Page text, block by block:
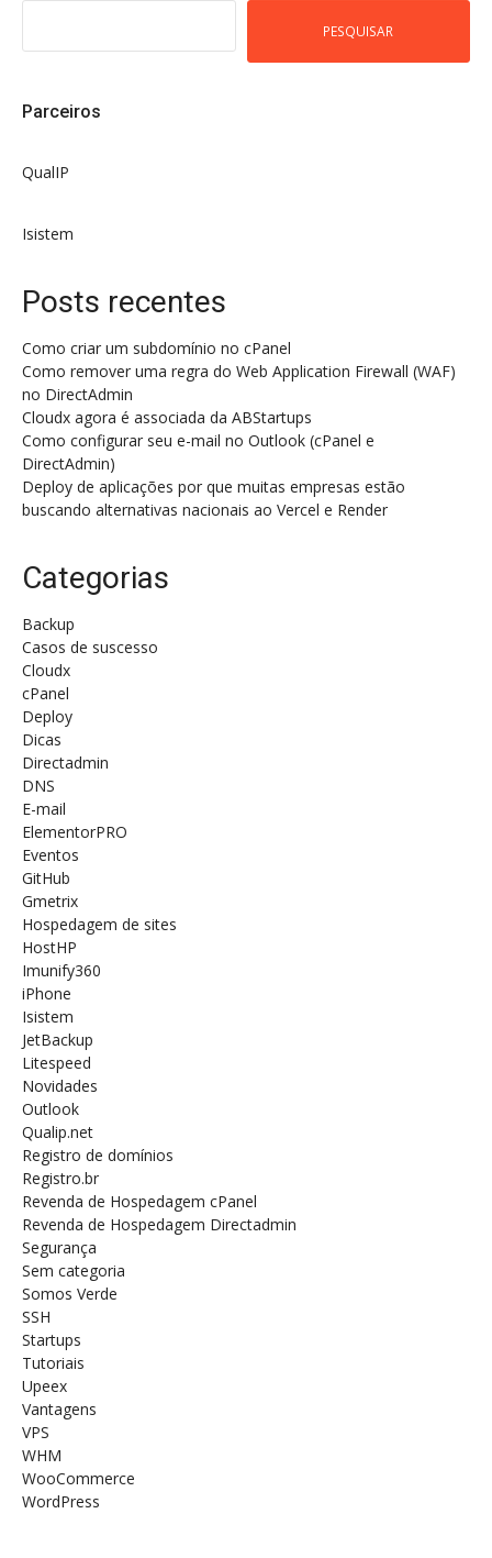
PESQUISAR
Parceiros
QualIP
Isistem
Posts recentes
Como criar um subdomínio no cPanel
Como remover uma regra do Web Application Firewall (WAF)
no DirectAdmin
Cloudx agora é associada da ABStartups
Como configurar seu e-mail no Outlook (cPanel e
DirectAdmin)
Deploy de aplicações por que muitas empresas estão
buscando alternativas nacionais ao Vercel e Render
Categorias
Backup
Casos de suscesso
Cloudx
cPanel
Deploy
Dicas
Directadmin
DNS
E-mail
ElementorPRO
Eventos
GitHub
Gmetrix
Hospedagem de sites
HostHP
Imunify360
iPhone
Isistem
JetBackup
Litespeed
Novidades
Outlook
Qualip.net
Registro de domínios
Registro.br
Revenda de Hospedagem cPanel
Revenda de Hospedagem Directadmin
Segurança
Sem categoria
Somos Verde
SSH
Startups
Tutoriais
Upeex
Vantagens
VPS
WHM
WooCommerce
WordPress